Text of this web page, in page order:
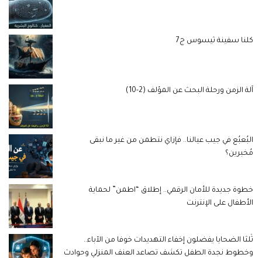
كلنا سفينة ثيسوس ج7
آلة الزمن ورحلة البحث عن المؤلف (2-10)
البُعبُع في جيب عيالنا.. فإزاي نتطمن من غير ما نبقى
مُخبرين؟
خطوة جديدة للأمان الرقمي.. إطلاق “اطمن” لحماية
الأطفال على الإنترنت
ثُلثا الضحايا يفضلون إخفاء التهديدات خوفا من الآباء..
وخطوط نجدة الطفل تكشف تصاعد العنف المنزلي وحوادث